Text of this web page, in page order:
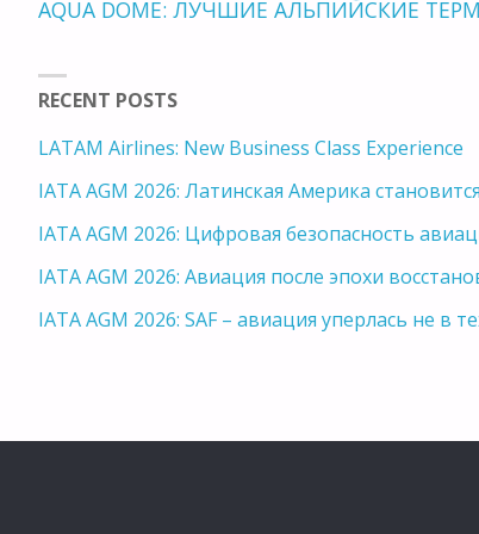
AQUA DOME: ЛУЧШИЕ АЛЬПИЙСКИЕ
RECENT POSTS
LATAM Airlines: New Business Class Experience
IATA AGM 2026: Латинская Америка
IATA AGM 2026: Цифровая безопасность
IATA AGM 2026: Авиация после эпохи
IATA AGM 2026: SAF – авиация уперлась не в